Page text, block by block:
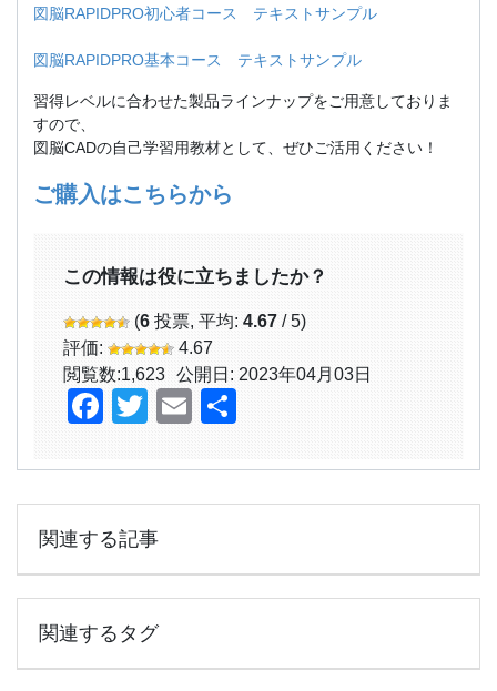
図脳RAPIDPRO初心者コース テキストサンプル
図脳RAPIDPRO基本コース テキストサンプル
習得レベルに合わせた製品ラインナップをご用意しておりま
すので、
図脳CADの自己学習用教材として、ぜひご活用ください！
ご購入はこちらから
この情報は役に立ちましたか？
(6 投票, 平均: 4.67 / 5)
評価:
4.67
閲覧数:1,623 公開日: 2023年04月03日
Facebook
TwitterEmail
関連する記事
関連するタグ